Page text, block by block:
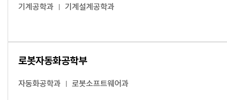
기계공학과 기계설계공학과
로봇자동화공학부
자동화공학과 로봇소프트웨어과